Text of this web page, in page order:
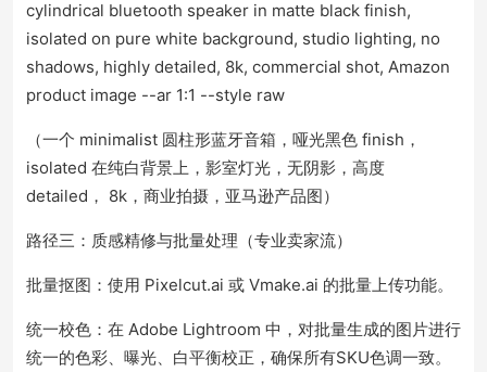
cylindrical bluetooth speaker in matte black finish,
isolated on pure white background, studio lighting, no
shadows, highly detailed, 8k, commercial shot, Amazon
product image --ar 1:1 --style raw
（一个 minimalist 圆柱形蓝牙音箱，哑光黑色 finish，
isolated 在纯白背景上，影室灯光，无阴影，高度
detailed， 8k，商业拍摄，亚马逊产品图）
路径三：质感精修与批量处理（专业卖家流）
批量抠图：使用 Pixelcut.ai 或 Vmake.ai 的批量上传功能。
统一校色：在 Adobe Lightroom 中，对批量生成的图片进行
统一的色彩、曝光、白平衡校正，确保所有SKU色调一致。